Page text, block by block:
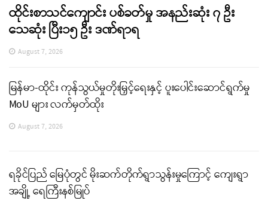
ထိုင်းစာသင်ကျောင်း ပစ်ခတ်မှု အနည်းဆုံး ၇ ဦး
သေဆုံး ပြီး၁၅ ဦး ဒဏ်ရာရ
August 7, 2026
မြန်မာ-ထိုင်း ကုန်သွယ်မှုတိုးမြှင့်ရေးနှင့် ပူးပေါင်းဆောင်ရွက်မှု
MoU များ လက်မှတ်ထိုး
August 7, 2026
ရခိုင်ပြည် မြေပုံတွင် မိုးဆက်တိုက်ရွာသွန်းမှုကြောင့် ကျေးရွာ
အချို့ ရေကြီးနစ်မြုပ်